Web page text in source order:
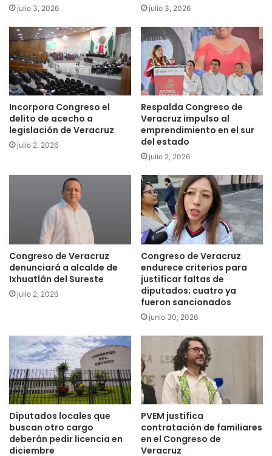
julio 3, 2026 julio 3, 2026
Incorpora Congreso el
delito de acecho a
legislación de Veracruz
julio 2, 2026
Respalda Congreso de
Veracruz impulso al
emprendimiento en el sur
del estado
julio 2, 2026
Congreso de Veracruz
denunciará a alcalde de
Ixhuatlán del Sureste
julio 2, 2026
Congreso de Veracruz
endurece criterios para
justificar faltas de
diputados; cuatro ya
fueron sancionados
junio 30, 2026
Diputados locales que
buscan otro cargo
deberán pedir licencia en
diciembre
PVEM justifica
contratación de familiares
en el Congreso de
Veracruz